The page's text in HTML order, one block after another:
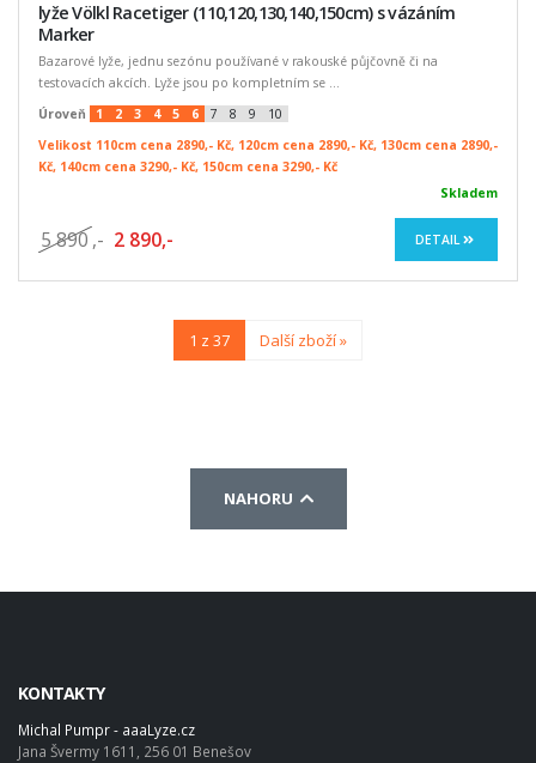
lyže Völkl Racetiger (110,120,130,140,150cm) s vázáním
Marker
Bazarové lyže, jednu sezónu používané v rakouské půjčovně či na
testovacích akcích. Lyže jsou po kompletním se ...
Úroveň
1 2 3 4 5 6 7 8 9
10
Velikost 110cm cena 2890,- Kč, 120cm cena 2890,- Kč, 130cm cena 2890,-
Kč, 140cm cena 3290,- Kč, 150cm cena 3290,- Kč
Skladem
5 890 ,- 2 890,- DETAIL
1 z 37 Další zboží »
NAHORU
KONTAKTY
Michal Pumpr - aaaLyze.cz
Jana Švermy 1611, 256 01 Benešov